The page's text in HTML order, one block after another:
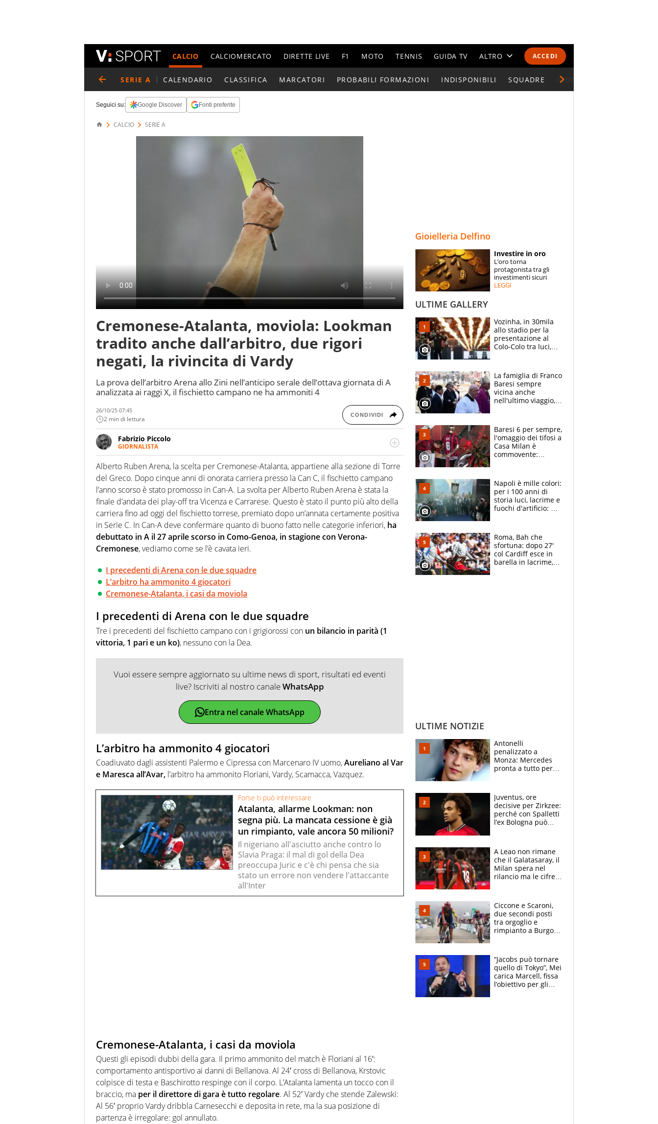
ACCEDI
CALCIO CALCIOMERCATO DIRETTE LIVE F1 MOTO TENNIS GUIDA TV ALTRO
CALENDARI E CLASSIFICHE
ESPERTI
CONTATTI
SERIE A CALENDARIO CLASSIFICA MARCATORI PROBABILI FORMAZIONI INDISPONIBILI SQUADRE GIOCATORI SERIE A
Seguici su: Google Discover Fonti preferite
CALCIO SERIE A
Cremonese-Atalanta, moviola: Lookman
tradito anche dall’arbitro, due rigori
negati, la rivincita di Vardy
La prova dell’arbitro Arena allo Zini nell’anticipo serale dell’ottava giornata di A
analizzata ai raggi X, il fischietto campano ne ha ammoniti 4
26/10/25 07:45
2 min di lettura CONDIVIDI
Fabrizio Piccolo
GIORNALISTA
Nella sua carriera ha seguito numerose manifestazioni sportive e collaborato con
agenzie e testate. Esperienza, competenza, conoscenza e memoria storica. Si occupa
prevalentemente di calcio
Alberto Ruben Arena, la scelta per Cremonese-Atalanta, appartiene alla sezione di Torre
del Greco. Dopo cinque anni di onorata carriera presso la Can C, il fischietto campano
l’anno scorso è stato promosso in Can-A. La svolta per Alberto Ruben Arena è stata la
finale d’andata dei play-off tra Vicenza e Carrarese. Questo è stato il punto più alto della
carriera fino ad oggi del fischietto torrese, premiato dopo un’annata certamente positiva
in Serie C. In Can-A deve confermare quanto di buono fatto nelle categorie inferiori, ha
debuttato in A il 27 aprile scorso in Como-Genoa, in stagione con Verona-
Cremonese, vediamo come se l’è cavata ieri.
I precedenti di Arena con le due squadre
L’arbitro ha ammonito 4 giocatori
Cremonese-Atalanta, i casi da moviola
I precedenti di Arena con le due squadre
Tre i precedenti del fischietto campano con i grigiorossi con un bilancio in parità (1
vittoria, 1 pari e un ko), nessuno con la Dea.
Vuoi essere sempre aggiornato su ultime news di sport, risultati ed eventi
live? Iscriviti al nostro canaleWhatsApp
Entra nel canale WhatsApp
L’arbitro ha ammonito 4 giocatori
Coadiuvato dagli assistenti Palermo e Cipressa con Marcenaro IV uomo,Aureliano al Var
e Maresca all’Avar, l’arbitro ha ammonito Floriani, Vardy, Scamacca, Vazquez.
Forse ti può interessare
Atalanta, allarme Lookman: non
segna più. La mancata cessione è già
un rimpianto, vale ancora 50 milioni?
Il nigeriano all'asciutto anche contro lo
Slavia Praga: il mal di gol della Dea
preoccupa Juric e c'è chi pensa che sia
stato un errore non vendere l'attaccante
all'Inter
Cremonese-Atalanta, i casi da moviola
Questi gli episodi dubbi della gara. Il primo ammonito del match è Floriani al 16′:
comportamento antisportivo ai danni di Bellanova. Al 24′ cross di Bellanova, Krstovic
colpisce di testa e Baschirotto respinge con il corpo. L’Atalanta lamenta un tocco con il
braccio, ma per il direttore di gara è tutto regolare. Al 52′ Vardy che stende Zalewski:
Al 56′ proprio Vardy dribbla Carnesecchi e deposita in rete, ma la sua posizione di
partenza è irregolare: gol annullato.
Gioielleria Delfino
Investire in oro
L’oro torna
protagonista tra gli
investimenti sicuri
LEGGI
ULTIME GALLERY
Vozinha, in 30mila
allo stadio per la
presentazione al
Colo-Colo tra luci,
La famiglia di Franco
Baresi sempre
vicina anche
nell'ultimo viaggio,
circondati
dall'affetto dei tifosi
Baresi 6 per sempre,
l'omaggio dei tifosi a
Casa Milan è
commovente:
bigliettini
Napoli è mille colori:
per i 100 anni di
storia luci, lacrime e
fuochi d'artificio: De
Roma, Bah che
sfortuna: dopo 27'
col Cardiff esce in
barella in lacrime,
ULTIME NOTIZIE
Antonelli
penalizzato a
Monza: Mercedes
pronta a tutto per
sull’ADUO: “Cambia
poco”
Juventus, ore
decisive per Zirkzee:
perché con Spalletti
l’ex Bologna può
A Leao non rimane
che il Galatasaray, il
Milan spera nel
rilancio ma le cifre
delle tensioni
Ciccone e Scaroni,
due secondi posti
tra orgoglio e
rimpianto a Burgos
“Jacobs può tornare
quello di Tokyo”, Mei
carica Marcell, fissa
l’obiettivo per gli